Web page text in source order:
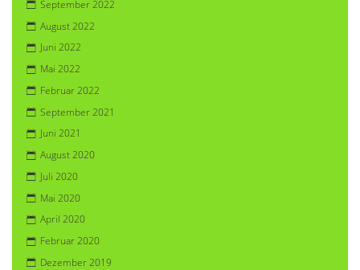
September 2022
August 2022
Juni 2022
Mai 2022
Februar 2022
September 2021
Juni 2021
August 2020
Juli 2020
Mai 2020
April 2020
Februar 2020
Dezember 2019